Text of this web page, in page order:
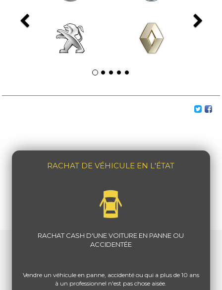
Previous
RACHAT DE VÉHICULE EN L'ÉTAT
RACHAT CASH D'UNE VOITURE EN PANNE OU
ACCIDENTÉE
Vendre un véhicule en panne, accidenté ou qui a plus de 10 ans
à un professionnel n'est pas chose aisée.